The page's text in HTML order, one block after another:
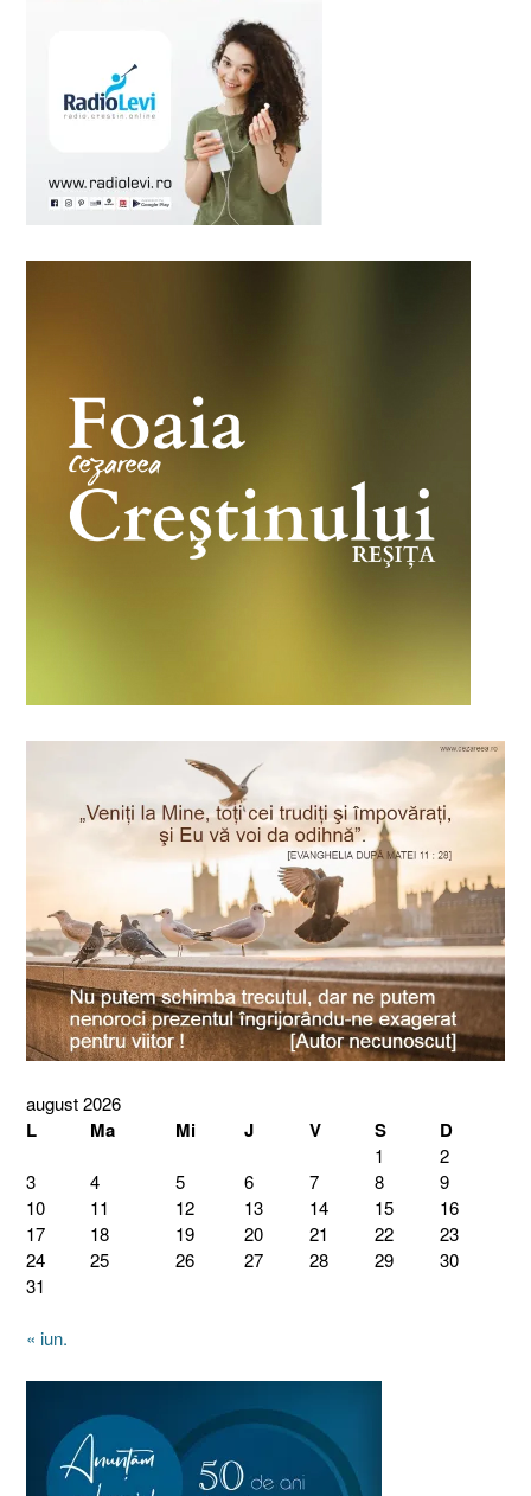
august 2026
L Ma Mi J V S D
1
2
3
4 5 6 7 8
9
10
11 12 13 14 15
16
17
18 19 20 21 22
23
24
25 26 27 28 29
30
31
« iun.